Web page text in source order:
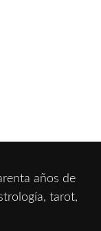
años de
tarot,